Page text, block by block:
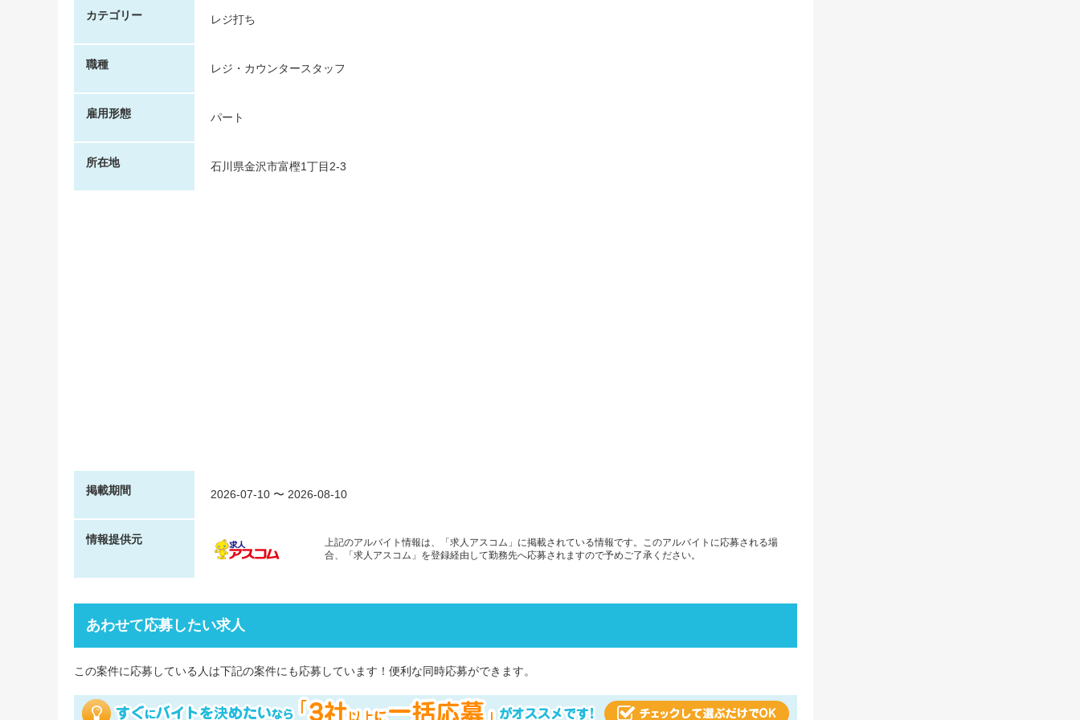
カテゴリー レジ打ち
職種 レジ・カウンタースタッフ
雇用形態 パート
所在地 石川県金沢市富樫1丁目2-3
掲載期間 2026-07-10〜 2026-08-10
情報提供元
上記のアルバイト情報は、「求人アスコム」に掲載されている情報です。このアルバイトに応募される場
合、「求人アスコム」を登録経由して勤務先へ応募されますので予めご了承ください。
あわせて応募したい求人
この案件に応募している人は下記の案件にも応募しています！便利な同時応募ができます。